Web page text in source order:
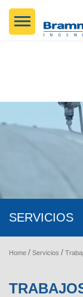
SERVICIOS
Home Servicios